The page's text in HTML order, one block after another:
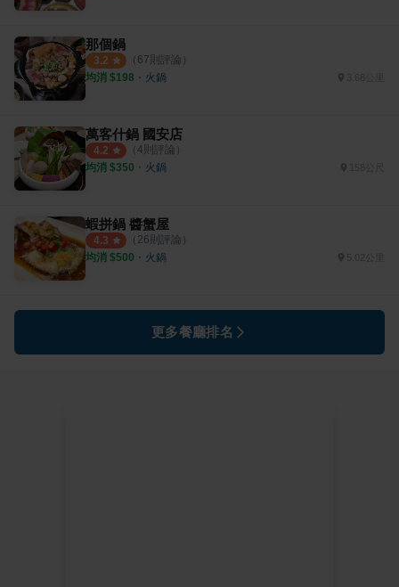
那個鍋
3.2 （ 67則評論）
均消 $198 ・ 火鍋 3.68公里
萬客什鍋 國安店
4.2 （ 4則評論）
均消 $350 ・ 火鍋 158公尺
蝦拼鍋 醬蟹屋
4.3 （ 26則評論）
均消 $500 ・ 火鍋 5.02公里
更多餐廳排名